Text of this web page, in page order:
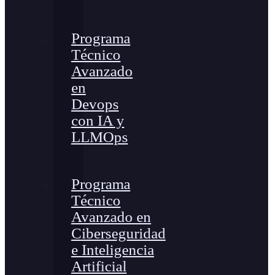
Programa
Técnico
Avanzado
en
Devops
con IA y
LLMOps
Programa
Técnico
Avanzado en
Ciberseguridad
e Inteligencia
Artificial